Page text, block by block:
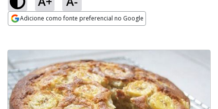
Adicione como fonte preferencial no Google